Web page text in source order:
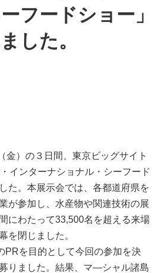
フードショー」
した。
金）の３日間、東京ビッグサイト
インターナショナル・シーフード
た。本展示会では、各都道府県を
が参加し、水産物や関連技術の展
にわたって33,500名を超える来場
を閉じました。
PRを目的として今回の参加を決
りました。結果、マ―シャル諸島